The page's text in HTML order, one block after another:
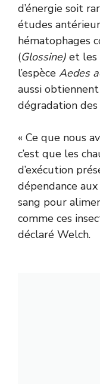
d’énergie soit
études
hématophages
(Glossine) et les
l’espèce Aedes
aussi
dégradation des
« Ce que nous
c’est que les
d’exécution
dépendance
sang pour
comme ces
déclaré Welch.